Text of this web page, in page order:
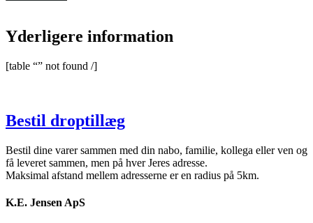
Yderligere information
[table “” not found /]
Bestil droptillæg
Bestil dine varer sammen med din nabo, familie, kollega eller ven og
få leveret sammen, men på hver Jeres adresse.
Maksimal afstand mellem adresserne er en radius på 5km.
K.E. Jensen ApS